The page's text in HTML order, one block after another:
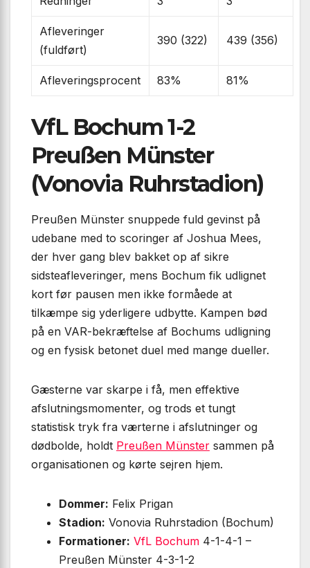
Afleveringer
(fuldført)
390 (322) 439 (356)
Afleveringsprocent 83% 81%
VfL Bochum 1-2
Preußen Münster
(Vonovia Ruhrstadion)
Preußen Münster snuppede fuld gevinst på
udebane med to scoringer af Joshua Mees,
der hver gang blev bakket op af sikre
sidsteafleveringer, mens Bochum fik udlignet
kort før pausen men ikke formåede at
tilkæmpe sig yderligere udbytte. Kampen bød
på en VAR-bekræftelse af Bochums udligning
og en fysisk betonet duel med mange dueller.
Gæsterne var skarpe i få, men effektive
afslutningsmomenter, og trods et tungt
statistisk tryk fra værterne i afslutninger og
dødbolde, holdt Preußen Münster sammen på
organisationen og kørte sejren hjem.
Dommer: Felix Prigan
Stadion: Vonovia Ruhrstadion (Bochum)
Formationer: VfL Bochum 4-1-4-1 –
Preußen Münster 4-3-1-2